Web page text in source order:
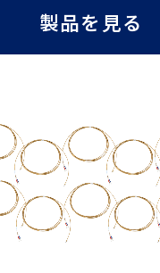
製品を見る